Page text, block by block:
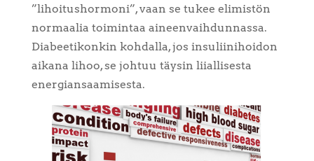
”lihoitushormoni”, vaan se tukee elimistön
normaalia toimintaa aineenvaihdunnassa.
Diabeetikonkin kohdalla, jos insuliinihoidon
aikana lihoo, se johtuu täysin liiallisesta
energiansaamisesta.